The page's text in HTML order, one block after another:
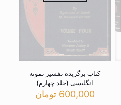
کتاب برگزیده تفسیر نمونه
انگلیسی (جلد چهارم)
600,000 تومان